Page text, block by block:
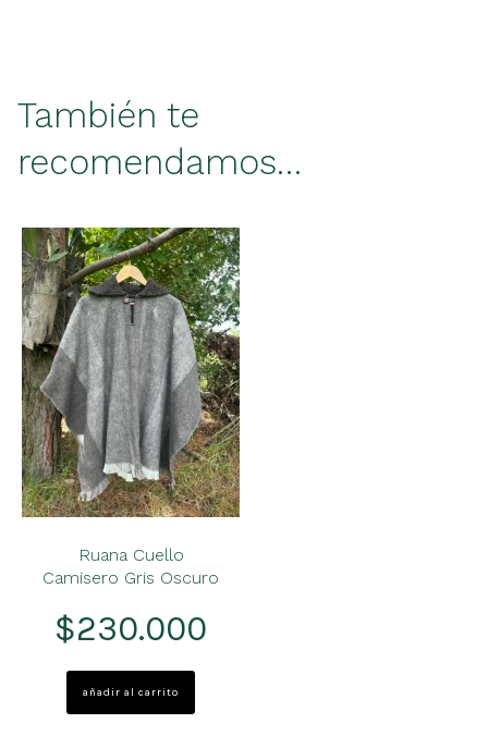
También te
recomendamos…
Ruana Cuello
Camisero Gris Oscuro
$230.000
añadir al carrito